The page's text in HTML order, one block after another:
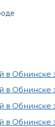
Обнинске
Обнинске
Обнинске
Обнинске